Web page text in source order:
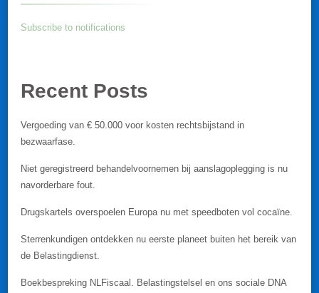
Subscribe to notifications
Recent Posts
Vergoeding van € 50.000 voor kosten rechtsbijstand in
bezwaarfase.
Niet geregistreerd behandelvoornemen bij aanslagoplegging is nu
navorderbare fout.
Drugskartels overspoelen Europa nu met speedboten vol cocaïne.
Sterrenkundigen ontdekken nu eerste planeet buiten het bereik van
de Belastingdienst.
Boekbespreking NLFiscaal. Belastingstelsel en ons sociale DNA